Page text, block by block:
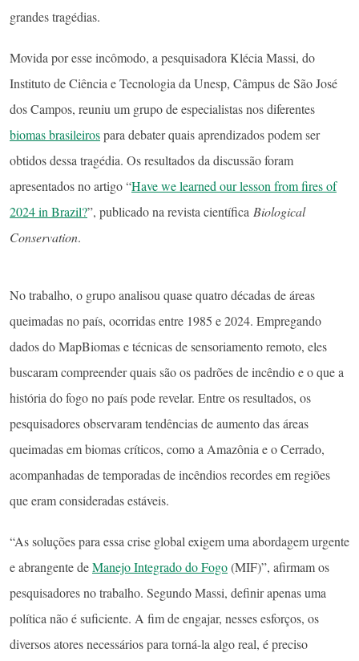
grandes tragédias.
Movida por esse incômodo, a pesquisadora Klécia Massi, do
Instituto de Ciência e Tecnologia da Unesp, Câmpus de São José
dos Campos, reuniu um grupo de especialistas nos diferentes
biomas brasileirospara debater quais aprendizados podem ser
obtidos dessa tragédia. Os resultados da discussão foram
apresentados no artigo “Have we learned our lesson from fires of
2024 in Brazil?”, publicado na revista científica Biological
Conservation.
No trabalho, o grupo analisou quase quatro décadas de áreas
queimadas no país, ocorridas entre 1985 e 2024. Empregando
dados do MapBiomas e técnicas de sensoriamento remoto, eles
buscaram compreender quais são os padrões de incêndio e o que a
história do fogo no país pode revelar. Entre os resultados, os
pesquisadores observaram tendências de aumento das áreas
queimadas em biomas críticos, como a Amazônia e o Cerrado,
acompanhadas de temporadas de incêndios recordes em regiões
que eram consideradas estáveis.
“As soluções para essa crise global exigem uma abordagem urgente
e abrangente deManejo Integrado do Fogo(MIF)”, afirmam os
pesquisadores no trabalho. Segundo Massi, definir apenas uma
política não é suficiente. A fim de engajar, nesses esforços, os
diversos atores necessários para torná-la algo real, é preciso